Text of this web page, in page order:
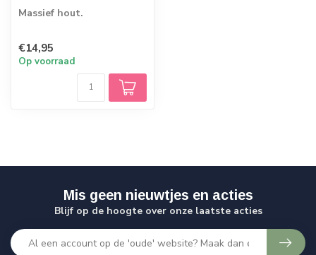
Massief hout.
€14,95
Op voorraad
Mis geen nieuwtjes en acties
Blijf op de hoogte over onze laatste acties